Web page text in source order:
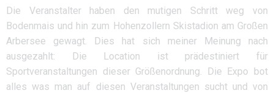
Die Veranstalter haben den mutigen Schritt weg von
Bodenmais und hin zum Hohenzollern Skistadion am Großen
Arbersee gewagt. Dies hat sich meiner Meinung nach
ausgezahlt: Die Location ist prädestiniert für
Sportveranstaltungen dieser Größenordnung. Die Expo bot
alles was man auf diesen Veranstaltungen sucht und von